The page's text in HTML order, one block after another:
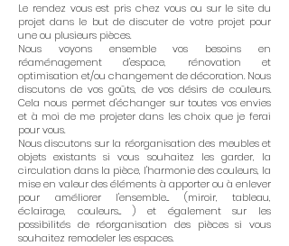
Le rendez vous est pris chez vous ou sur le site du
projet dans le but de discuter de votre projet pour
une ou plusieurs pièces.
Nous voyons ensemble vos besoins en
réaménagement d'espace, rénovation et
optimisation et/ou changement de décoration. Nous
discutons de vos goûts, de vos désirs de couleurs.
Cela nous permet d'échanger sur toutes vos envies
et à moi de me projeter dans les choix que je ferai
pour vous.
Nous discutons sur la réorganisation des meubles et
objets existants si vous souhaitez les garder, la
circulation dans la pièce, l'harmonie des couleurs, la
mise en valeur des éléments à apporter ou à enlever
pour améliorer l'ensemble... (miroir, tableau,
éclairage, couleurs... ) et également sur les
possibilités de réorganisation des pièces si vous
souhaitez remodeler les espaces.